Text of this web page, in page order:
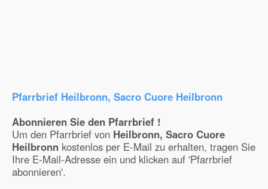
Pfarrbrief Heilbronn, Sacro Cuore Heilbronn
Abonnieren Sie den Pfarrbrief !
Um den Pfarrbrief von Heilbronn, Sacro Cuore
Heilbronn kostenlos per E-Mail zu erhalten, tragen Sie
Ihre E-Mail-Adresse ein und klicken auf 'Pfarrbrief
abonnieren'.